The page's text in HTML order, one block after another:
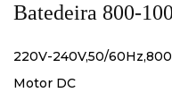
Batedeira 800-
220V-240V,50/
Motor DC